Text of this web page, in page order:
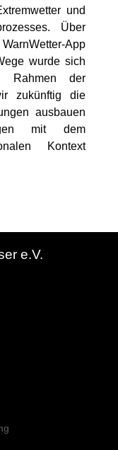
und
Über
App
wurde sich
Rahmen der
zukünftig die
ausbauen
mit dem
Kontext
2022
e.V.